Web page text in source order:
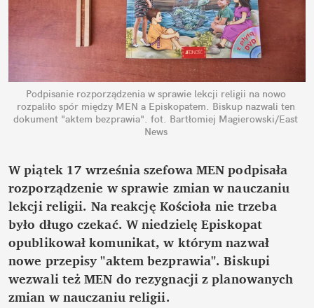
Podpisanie rozporządzenia w sprawie lekcji religii na nowo
rozpaliło spór między MEN a Episkopatem. Biskup nazwali ten
dokument "aktem bezprawia". fot. Bartłomiej Magierowski/East
News
W piątek 17 września szefowa MEN podpisała
rozporządzenie w sprawie zmian w nauczaniu
lekcji religii. Na reakcję Kościoła nie trzeba
było długo czekać. W niedzielę Episkopat
opublikował komunikat, w którym nazwał
nowe przepisy "aktem bezprawia". Biskupi
wezwali też MEN do rezygnacji z planowanych
zmian w nauczaniu religii.